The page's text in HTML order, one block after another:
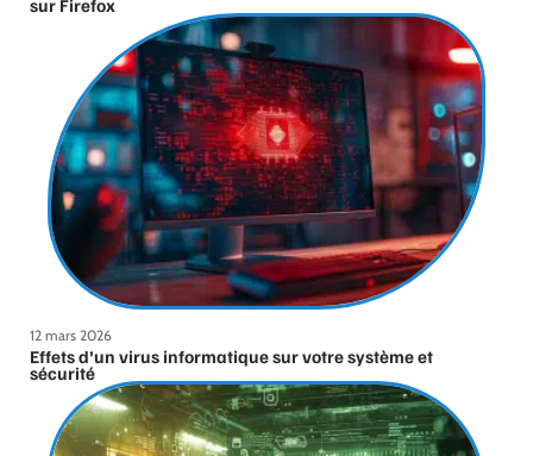
sur Firefox
12 mars 2026
Effets d’un virus informatique sur votre système et
sécurité